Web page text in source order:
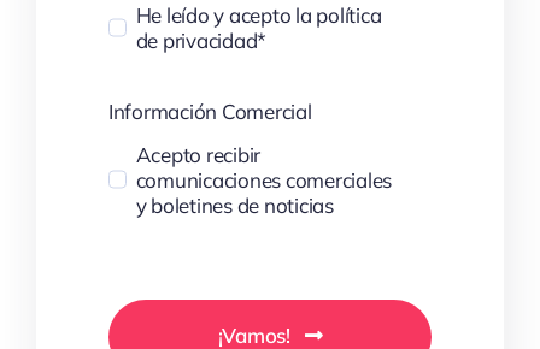
He leído y acepto la política
de privacidad*
Información Comercial
Acepto recibir
comunicaciones comerciales
y boletines de noticias
¡Vamos!